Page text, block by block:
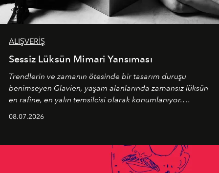
ALIŞVERİŞ
Sessiz Lüksün Mimari Yansıması
Trendlerin ve zamanın ötesinde bir tasarım duruşu
benimseyen Glavien, yaşam alanlarında zamansız lüksün
en rafine, en yalın temsilcisi olarak konumlanıyor.
08.07.2026